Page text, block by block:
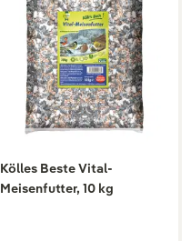
Kölles Beste Vital-
Meisenfutter, 10 kg